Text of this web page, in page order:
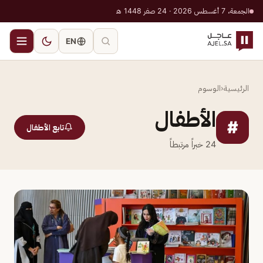
الجمعة، 7 أغسطس 2026 · 24 صفر 1448 هـ
EN
الرئيسية‹الوسوم
# الأطفال
24 خبراً مرتبطاً
تابع الأطفال